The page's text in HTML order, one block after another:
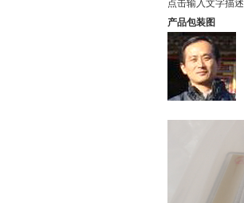
点击输入文字描述
产品包装图